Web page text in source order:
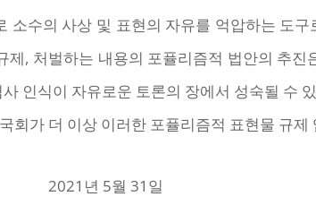
수의 사상 및 표현의 자유를 억압하는 도
, 처벌하는 내용의 포퓰리즘적 법안의 추
인식이 자유로운 토론의 장에서 성숙될 수
회가 더 이상 이러한 포퓰리즘적 표현물 규
2021년 5월 31일